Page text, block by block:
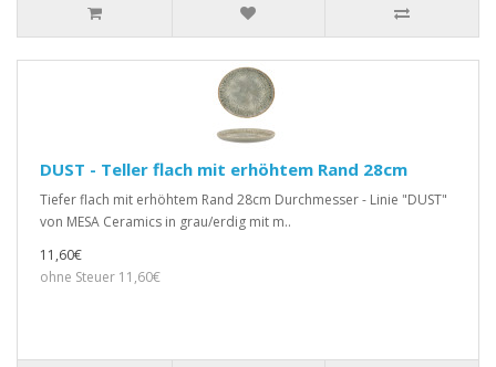
DUST - Teller flach mit erhöhtem Rand 28cm
Tiefer flach mit erhöhtem Rand 28cm Durchmesser - Linie "DUST"
von MESA Ceramics in grau/erdig mit m..
11,60€
ohne Steuer 11,60€